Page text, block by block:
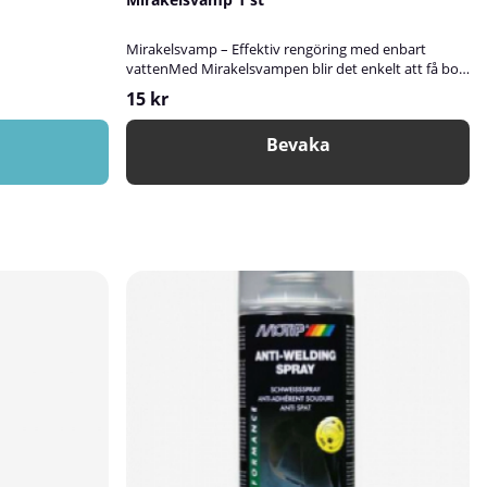
Mirakelsvamp – Effektiv rengöring med enbart
vattenMed Mirakelsvampen blir det enkelt att få bort
svåra fläckar utan att använda starka
rengöringsmedel. Svampen är mediumhård och
fungerar utmärkt även på ojämna ytor.Den tar enkelt
bort tuschmärken, skomärken, te- och kaffefläckar i
hemma, på kontoret eller i andra miljöer där rena
med vattenEffektiv även på ojämna ytorTar bort
svåra fläckar som tusch, skomärken, te- och
kafferingarEnkel och miljövänlig användning utan
kemikalierSpecifikationerStorlek: 10 x 6 x 4
cmMaterial: Melamin
15 kr
Bevaka